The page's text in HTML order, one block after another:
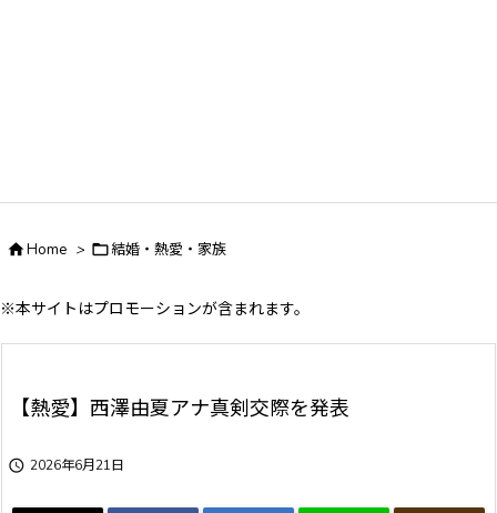
Home > 結婚・熱愛・家族
※本サイトはプロモーションが含まれます。
【熱愛】西澤由夏アナ真剣交際を発表
 2026年6月21日